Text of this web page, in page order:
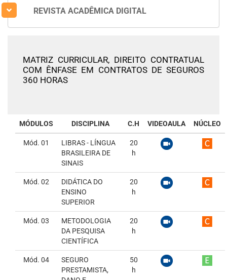
REVISTA ACADÊMICA DIGITAL
MATRIZ CURRICULAR, DIREITO CONTRATUAL
COM ÊNFASE EM CONTRATOS DE SEGUROS
360 HORAS
MÓDULOS DISCIPLINA C.H VIDEOAULA NÚCLEO
Mód. 01
LIBRAS - LÍNGUA
BRASILEIRA DE
SINAIS
20
h
Mód. 02
DIDÁTICA DO
ENSINO
SUPERIOR
20
h
Mód. 03
METODOLOGIA
DA PESQUISA
CIENTÍFICA
20
h
Mód. 04
SEGURO
PRESTAMISTA,
50
h